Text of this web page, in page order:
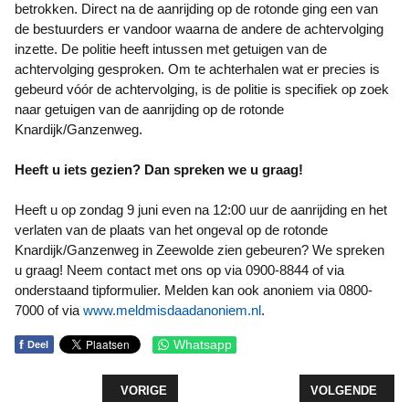
betrokken. Direct na de aanrijding op de rotonde ging een van
de bestuurders er vandoor waarna de andere de achtervolging
inzette. De politie heeft intussen met getuigen van de
achtervolging gesproken. Om te achterhalen wat er precies is
gebeurd vóór de achtervolging, is de politie is specifiek op zoek
naar getuigen van de aanrijding op de rotonde
Knardijk/Ganzenweg.
Heeft u iets gezien? Dan spreken we u graag!
Heeft u op zondag 9 juni even na 12:00 uur de aanrijding en het
verlaten van de plaats van het ongeval op de rotonde
Knardijk/Ganzenweg in Zeewolde zien gebeuren? We spreken
u graag! Neem contact met ons op via 0900-8844 of via
onderstaand tipformulier. Melden kan ook anoniem via 0800-
7000 of via www.meldmisdaadanoniem.nl.
f Deel Whatsapp
VORIG ARTIKEL: VRIJDAG 14 JUNI INFOAVOND
VORIGE VOLGENDE
VOLGENDE